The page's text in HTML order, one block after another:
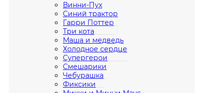
Винни-Пух
Синий трактор
Гарри Поттер
Три кота
Маша и медведь
Холодное сердце
Супергерои
Смешарики
Чебурашка
Фиксики